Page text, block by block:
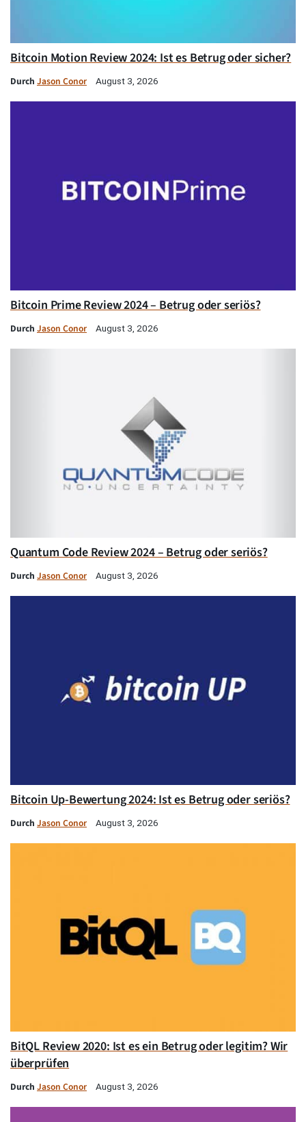
Bitcoin Motion Review 2024: Ist es Betrug oder sicher?
Durch Jason Conor August 3, 2026
Bitcoin Prime Review 2024 – Betrug oder seriös?
Durch Jason Conor August 3, 2026
Quantum Code Review 2024 – Betrug oder seriös?
Durch Jason Conor August 3, 2026
Bitcoin Up-Bewertung 2024: Ist es Betrug oder seriös?
Durch Jason Conor August 3, 2026
BitQL Review 2020: Ist es ein Betrug oder legitim? Wir
überprüfen
Durch Jason Conor August 3, 2026